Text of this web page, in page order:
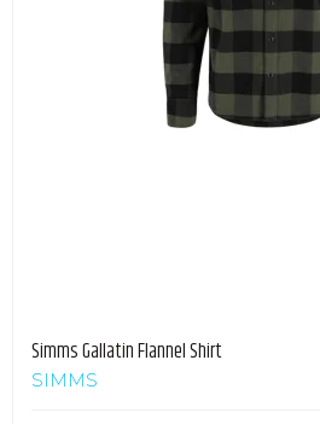
Simms Gallatin Flannel Shirt
SIMMS